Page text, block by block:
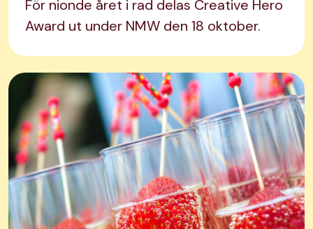
För nionde året i rad delas Creative Hero
Award ut under NMW den 18 oktober.